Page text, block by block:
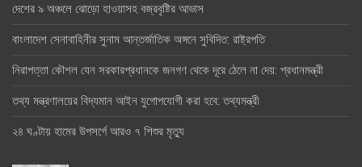
দেশের ৯ অঞ্চলে ঝোড়ো হাওয়াসহ বজ্রবৃষ্টির আভাস
বাংলাদেশ সেনাবাহিনীর সুনাম আন্তর্জাতিক অঙ্গনে সুবিদিত: রাষ্ট্রপতি
নিরাপত্তা কৌশল যেন সরকারপ্রধানকে জনগণ থেকে দূরে ঠেলে না দেয়: প্রধানমন্ত্রী
তথ্য মন্ত্রণালয়ের বিদ্যমান আইন যুগোপযোগী করা হবে: তথ্যমন্ত্রী
২৪ ঘণ্টায় হামের উপসর্গে আরও ৭ শিশুর মৃত্যু